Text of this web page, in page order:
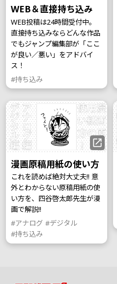
WEB＆直接持ち込み
WEB投稿は24時間受付中。
直接持ち込みならどんな作品
でもジャンプ編集部が「ここ
が良い／悪い」をアドバイ
ス！
#持ち込み
漫画原稿用紙の使い方
これを読めば絶対大丈夫!! 意
外とわからない原稿用紙の使
い方を、四谷啓太郎先生が漫
画で解説!!
#アナログ #デジタル
#持ち込み